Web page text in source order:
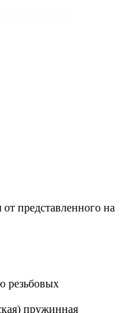
представленного на
резьбовых
пружинная